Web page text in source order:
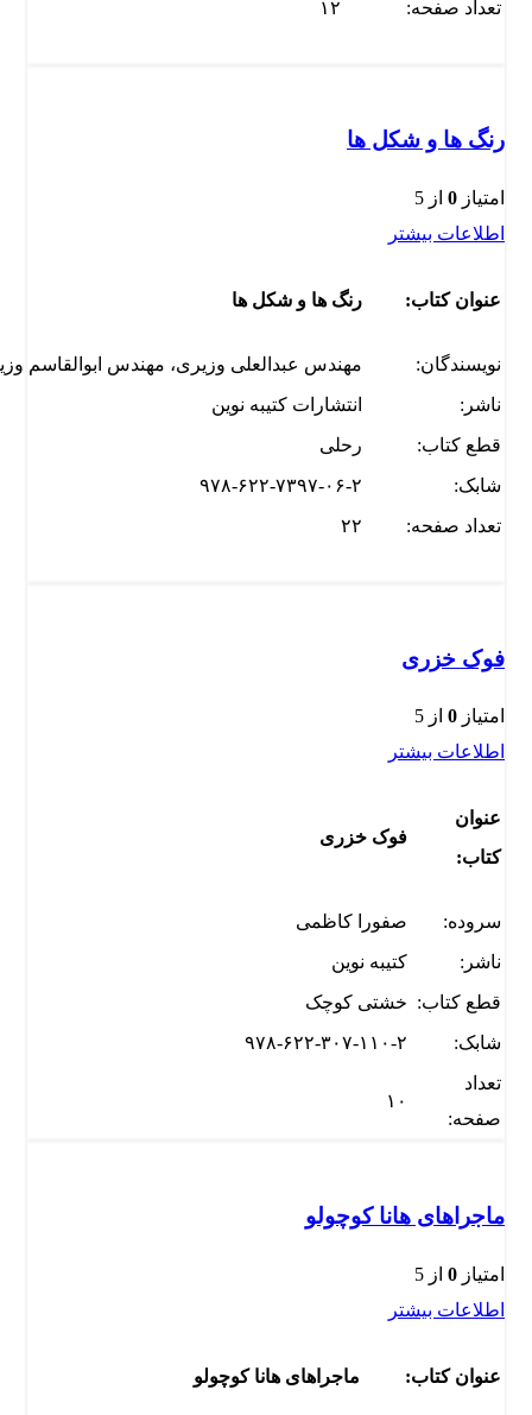
تعداد صفحه: ۱۲
رنگ ها و شکل ها
امتیاز 0 از 5
اطلاعات بیشتر
عنوان کتاب: رنگ ها و شکل ها
نویسندگان:
مهندس عبدالعلی وزیری، مهندس ابوالقاسم
ناشر:
انتشارات کتیبه نوین
قطع کتاب:
رحلی
شابک:
۹۷۸-۶۲۲-۷۳۹۷-۰۶-۲
تعداد صفحه:
۲۲
فوک خزری
امتیاز 0 از 5
اطلاعات بیشتر
عنوان
کتاب:
فوک خزری
سروده:
صفورا کاظمی
ناشر:
کتیبه نوین
قطع کتاب: خشتی کوچک
شابک:
۹۷۸-۶۲۲-۳۰۷-۱۱۰-۲
تعداد
صفحه:
۱۰
ماجراهای هانا کوچولو
امتیاز 0 از 5
اطلاعات بیشتر
عنوان کتاب: ماجراهای هانا کوچولو